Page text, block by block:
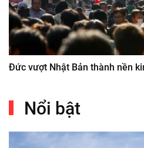
Đức vượt Nhật Bản thành nền
Nổi bật